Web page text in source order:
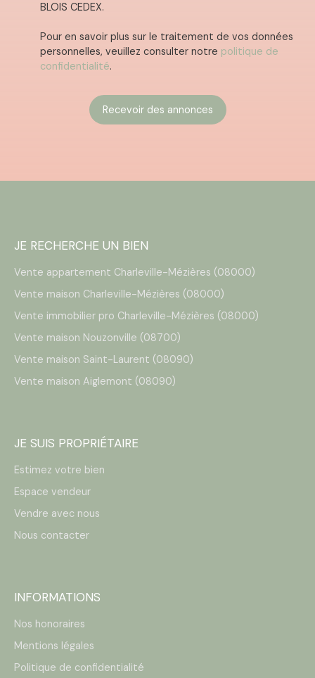
BLOIS CEDEX.
Pour en savoir plus sur le traitement de vos données
personnelles, veuillez consulter notre politique de
confidentialité.
Recevoir des annonces
JE RECHERCHE UN BIEN
Vente appartement Charleville-Mézières (08000)
Vente maison Charleville-Mézières (08000)
Vente immobilier pro Charleville-Mézières (08000)
Vente maison Nouzonville (08700)
Vente maison Saint-Laurent (08090)
Vente maison Aiglemont (08090)
JE SUIS PROPRIÉTAIRE
Estimez votre bien
Espace vendeur
Vendre avec nous
Nous contacter
INFORMATIONS
Nos honoraires
Mentions légales
Politique de confidentialité